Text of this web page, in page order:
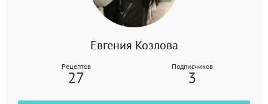
Евгения Козлова
Рецептов
27
Подписчиков
3